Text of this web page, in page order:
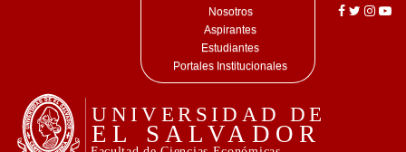
Nosotros
Aspirantes
Estudiantes
Portales Institucionales